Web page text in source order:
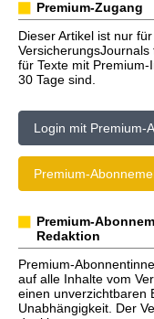
Premium-Zugang
Dieser Artikel ist nur
für Texte mit
30 Tage sind.
Login mit Premium-
Premium-
Premium-
Redaktion
Premium-
auf alle Inhalte vom
einen unverzichtbaren
Unabhängigkeit. Der